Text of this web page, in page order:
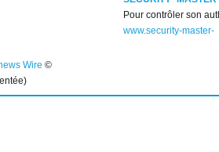
Pour contrôler son
www.security-master-
Wire ©